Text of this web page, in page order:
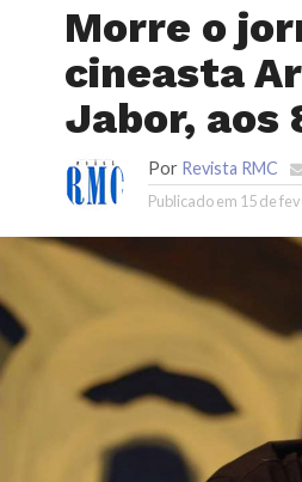
Morre o
cineasta
Jabor, aos
Por Revista RMC
Publicado em 15 de